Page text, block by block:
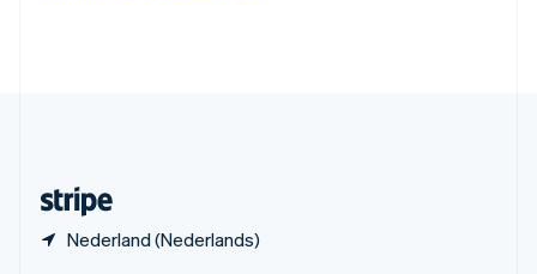
Nederland (Nederlands)